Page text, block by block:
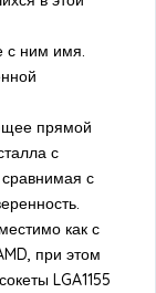
с ним имя.
прямой
с
с
как с
при этом
LGA1155